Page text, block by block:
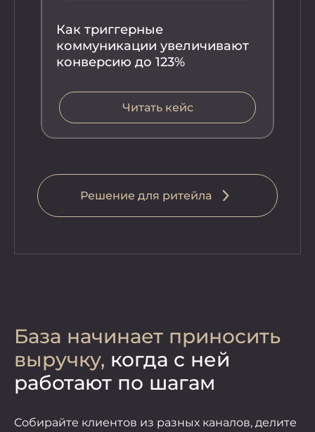
Как триггерные
коммуникации увеличивают
конверсию до 123%
Читать кейс
Решение для ритейла
База начинает приносить
выручку, когда с ней
работают по шагам
Собирайте клиентов из разных каналов, делите